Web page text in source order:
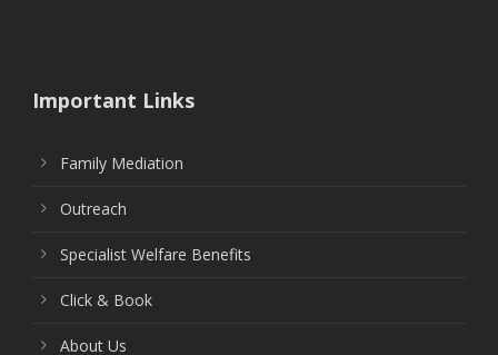
Important Links
Family Mediation
Outreach
Specialist Welfare Benefits
Click & Book
About Us